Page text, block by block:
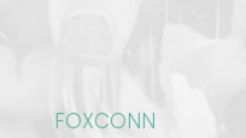
FOXCONN